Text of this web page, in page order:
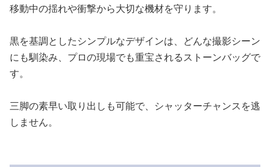
移動中の揺れや衝撃から大切な機材を守ります。
黒を基調としたシンプルなデザインは、どんな撮影シーン
にも馴染み、プロの現場でも重宝されるストーンバッグで
す。
三脚の素早い取り出しも可能で、シャッターチャンスを逃
しません。